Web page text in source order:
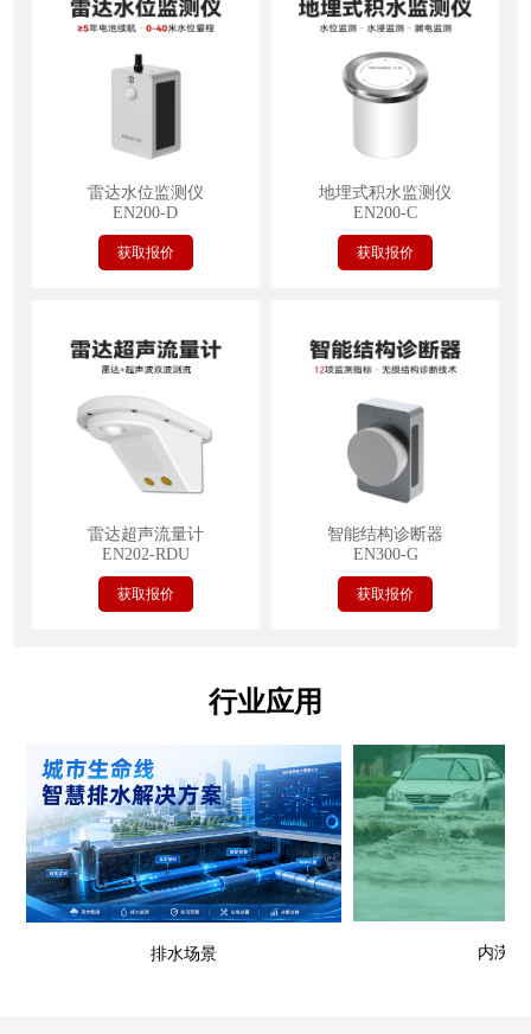
雷达水位监测仪
EN200-D
获取报价
地埋式积水监测仪
EN200-C
获取报价
雷达超声流量计
EN202-RDU
获取报价
智能结构诊断器
EN300-G
获取报价
行业应用
排水场景 内涝场